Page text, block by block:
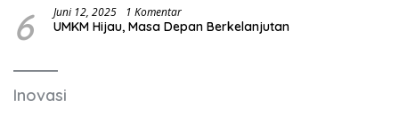
6 Juni 12, 2025 1 Komentar
UMKM Hijau, Masa Depan Berkelanjutan
Inovasi